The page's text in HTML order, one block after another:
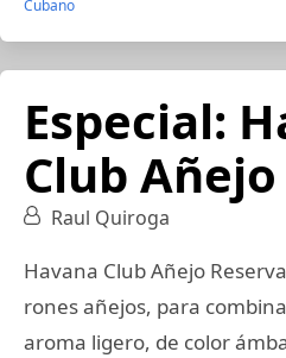
Cubano
Especial:
Club
Raul Quiroga
Havana Club Añejo
rones añejos, para
aroma ligero, de color